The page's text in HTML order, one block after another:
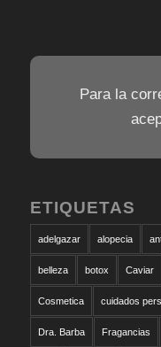
Para la
ETIQUETAS
adelgazar alopecia
belleza botox Caviar
Cosmetica cuidados
Dra. Barba Fragancias